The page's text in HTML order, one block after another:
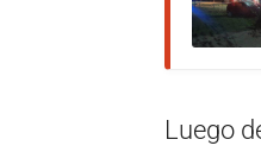
Luego